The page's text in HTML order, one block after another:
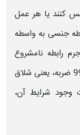
کنند یا هر عمل
جنسی به واسطه
رابطه نامشروع
دون زنا شده اند و به شلاق تعزیری تا 99 ضربه، یعنی شلاق
وجود شرایط آن،